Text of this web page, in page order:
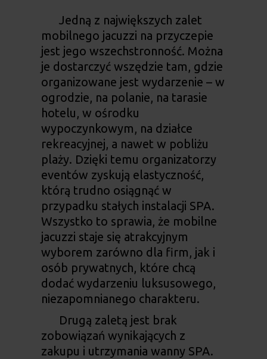
Jedną z największych zalet
mobilnego jacuzzi na przyczepie
jest jego wszechstronność. Można
je dostarczyć wszędzie tam, gdzie
organizowane jest wydarzenie – w
ogrodzie, na polanie, na tarasie
hotelu, w ośrodku
wypoczynkowym, na działce
rekreacyjnej, a nawet w pobliżu
plaży. Dzięki temu organizatorzy
eventów zyskują elastyczność,
którą trudno osiągnąć w
przypadku stałych instalacji SPA.
Wszystko to sprawia, że mobilne
jacuzzi staje się atrakcyjnym
wyborem zarówno dla firm, jak i
osób prywatnych, które chcą
dodać wydarzeniu luksusowego,
niezapomnianego charakteru.
Drugą zaletą jest brak
zobowiązań wynikających z
zakupu i utrzymania wanny SPA.